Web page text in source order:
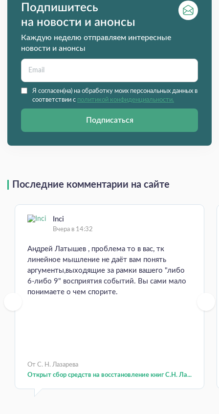
Подпишитесь
на новости и анонсы
Каждую неделю отправляем интересные
новости и анонсы
Я согласен(на) на обработку моих персональных данных в
соответствии с политикой конфиденциальности.
Подписаться
Последние комментарии на сайте
Inci
Вчера в 14:32
Андрей Латышев , проблема то в вас, тк
линейное мышление не даёт вам понять
аргументы,выходящие за рамки вашего "либо
6-либо 9" восприятия событий. Вы сами мало
понимаете о чем спорите.
От С. Н. Лазарева
Открыт сбор средств на восстановление книг С.Н. Ла...